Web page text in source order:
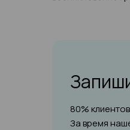
80%
За время